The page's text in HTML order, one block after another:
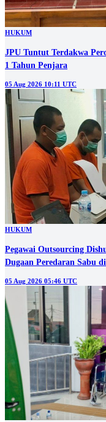
HUKUM
JPU Tuntut Terdakwa
1 Tahun Penjara
05 Aug 2026 10:11 UTC
HUKUM
Pegawai Outsourcing
Dugaan Peredaran Sabu
05 Aug 2026 05:46 UTC